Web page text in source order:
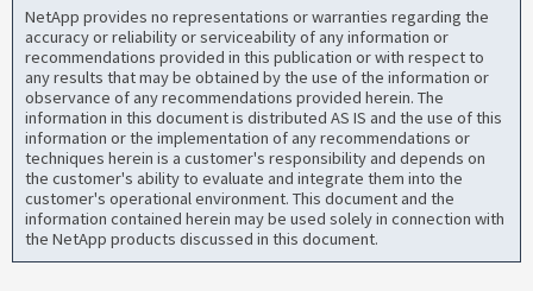
NetApp provides no representations or warranties regarding the
accuracy or reliability or serviceability of any information or
recommendations provided in this publication or with respect to
any results that may be obtained by the use of the information or
observance of any recommendations provided herein. The
information in this document is distributed AS IS and the use of this
information or the implementation of any recommendations or
techniques herein is a customer's responsibility and depends on
the customer's ability to evaluate and integrate them into the
customer's operational environment. This document and the
information contained herein may be used solely in connection with
the NetApp products discussed in this document.